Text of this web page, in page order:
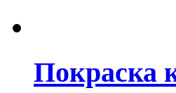
Покраска